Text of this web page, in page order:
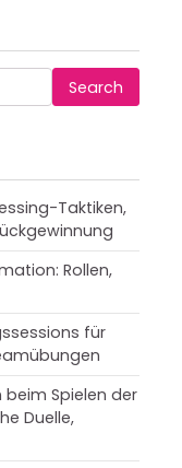
Taktiken,
Rollen,
für
Spielen der
Duelle,